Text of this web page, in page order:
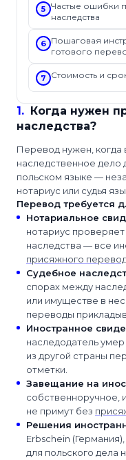
1 .
Когда нужен
наследства?
Перевод нужен, когда
наследственное дело
польском языке —
нотариус или судья
Перевод требуется
Нотариальное
нотариус
наследства — все
присяжного
Судебное
спорах между
или имуществе в
переводы
Иностранное
наследодатель
из другой страны
отметки.
Завещание на
собственноручное,
не примут без
Решения
Erbschein
для польского дела
5 Частые ошибки
наследства
6 Пошаговая
готового
7 Стоимость и